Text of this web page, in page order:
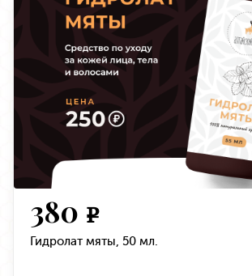
380 e
Гидролат мяты, 50 мл.